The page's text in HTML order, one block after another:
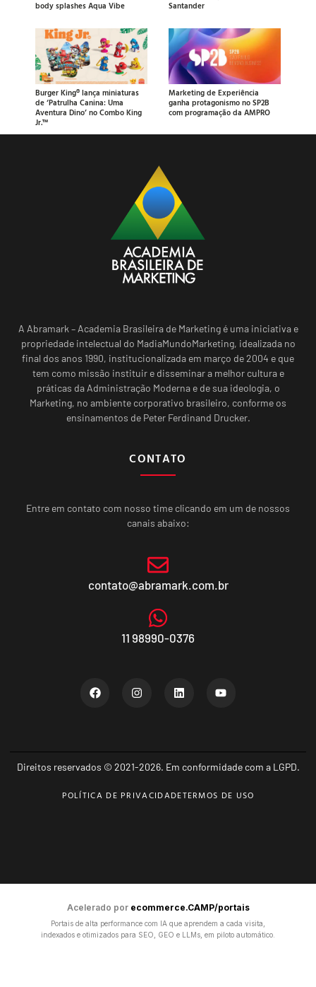
body splashes Aqua Vibe
Santander
Burger King® lança miniaturas
de ‘Patrulha Canina: Uma
Aventura Dino’ no Combo King
Jr.™
Marketing de Experiência
ganha protagonismo no SP2B
com programação da AMPRO
A Abramark – Academia Brasileira de Marketing é uma iniciativa e
propriedade intelectual do MadiaMundoMarketing, idealizada no
final dos anos 1990, institucionalizada em março de 2004 e que
tem como missão instituir e disseminar a melhor cultura e
práticas da Administração Moderna e de sua ideologia, o
Marketing, no ambiente corporativo brasileiro, conforme os
ensinamentos de Peter Ferdinand Drucker.
CONTATO
Entre em contato com nosso time clicando em um de nossos
canais abaixo:
contato@abramark.com.br
11 98990-0376
Direitos reservados © 2021-2026. Em conformidade com a LGPD.
POLÍTICA DE PRIVACIDADETERMOS DE USO
Acelerado por ecommerce.CAMP/portais
Portais de alta performance com IA que aprendem a cada visita,
indexados e otimizados para SEO, GEO e LLMs, em piloto automático.